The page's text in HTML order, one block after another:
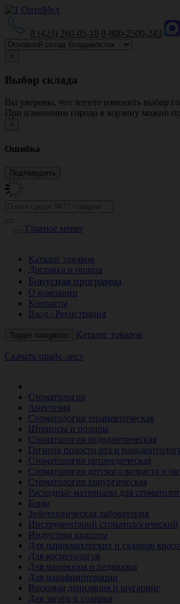
8 (423) 260-05-10 8-800-2500-243
×
Выбор склада
Вы уверены, что хотите изменить выбор
При изменении города в корзину можно
×
Ошибка
Главное меню
Каталог товаров
Доставка и оплата
Бонусная программа
О компании
Контакты
Вход / Регистрация
Toggle navigation Каталог товаров
Скачать прайс-лист
Стоматология
Анестезия
Стоматология терапевтическая
Штрипсы и полиры
Стоматология эндодонтическая
Гигиена полости рта и
Стоматология ортопедическая
Стоматология детского возраста и
Стоматология хирургическая
Расходные материалы для
Боры
Зуботехническая лаборатория
Инструментарий стоматологический
Индустрия красоты
Для парикмахерских и салонов
Для косметологов
Для маникюра и педикюра
Для парафинотерапии
Восковая депиляция и шугаринг
Для загара и солярия